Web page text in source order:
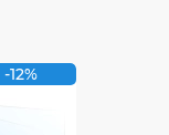
-12%